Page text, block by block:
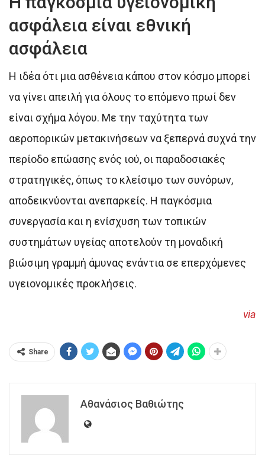
ασφάλεια είναι εθνική
ασφάλεια
Η ιδέα ότι μια ασθένεια κάπου στον κόσμο μπορεί
να γίνει απειλή για όλους το επόμενο πρωί δεν
είναι σχήμα λόγου. Με την ταχύτητα των
αεροπορικών μετακινήσεων να ξεπερνά συχνά την
περίοδο επώασης ενός ιού, οι παραδοσιακές
στρατηγικές, όπως το κλείσιμο των συνόρων,
αποδεικνύονται ανεπαρκείς. Η παγκόσμια
συνεργασία και η ενίσχυση των τοπικών
συστημάτων υγείας αποτελούν τη μοναδική
βιώσιμη γραμμή άμυνας ενάντια σε επερχόμενες
υγειονομικές προκλήσεις.
via
Share
Αθανάσιος Βαθιώτης